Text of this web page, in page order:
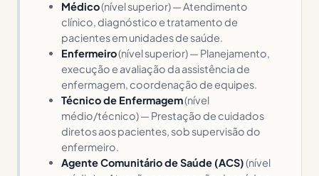
Médico(nível superior) — Atendimento
clínico, diagnóstico e tratamento de
pacientes em unidades de saúde.
Enfermeiro(nível superior) — Planejamento,
execução e avaliação da assistência de
enfermagem, coordenação de equipes.
Técnico de Enfermagem(nível
médio/técnico) — Prestação de cuidados
diretos aos pacientes, sob supervisão do
enfermeiro.
Agente Comunitário de Saúde (ACS)(nível